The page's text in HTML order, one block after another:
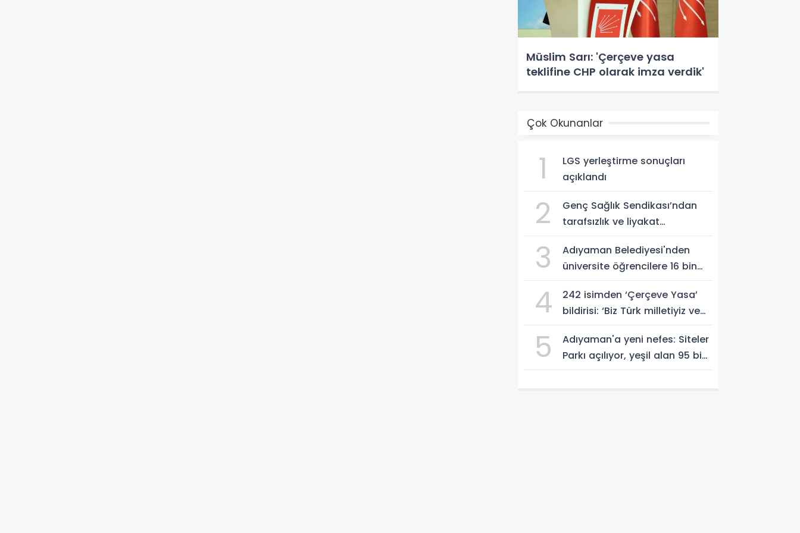
Müslim Sarı: 'Çerçeve yasa
teklifine CHP olarak imza verdik'
Çok Okunanlar
1
LGS yerleştirme sonuçları
açıklandı
2
Genç Sağlık Sendikası’ndan
tarafsızlık ve liyakat
3
Adıyaman Belediyesi'nden
üniversite öğrencilere 16 bin
Videolu Haber
4
242 isimden ‘Çerçeve Yasa’
bildirisi: ‘Biz Türk milletiyiz ve
5
Adıyaman'a yeni nefes: Siteler
Parkı açılıyor, yeşil alan 95 bin